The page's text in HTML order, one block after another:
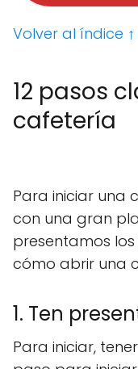
Volver al índice ↑
12 pasos
cafetería
Para iniciar una
con una gran
presentamos los
cómo abrir una
1. Ten
Para iniciar,